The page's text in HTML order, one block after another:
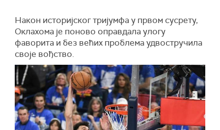
Након историјског тријумфа у првом сусрету,
Оклахома је поново оправдала улогу
фаворита и без већих проблема удвостручила
своје вођство.